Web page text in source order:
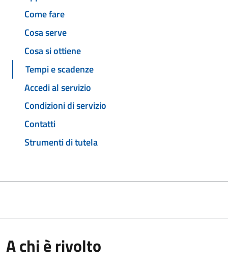
Come fare
Cosa serve
Cosa si ottiene
Tempi e scadenze
Accedi al servizio
Condizioni di servizio
Contatti
Strumenti di tutela
A chi è rivolto